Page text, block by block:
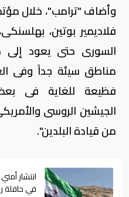
وأضاف "ترامب"، خلال
فلاديمير بوتين،
السورى حتى يعود
مناطق سيئة جداً وفى
فظيعة للغاية فى
الجيشين الروسى
من قيادة البلدين".
انتشار
في حافلة